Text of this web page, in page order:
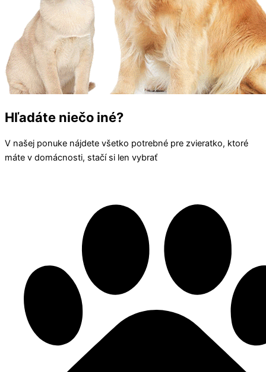
Hľadáte niečo iné?
V našej ponuke nájdete všetko potrebné pre zvieratko, ktoré
máte v domácnosti, stačí si len vybrať